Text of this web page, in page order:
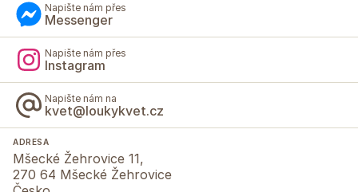
Napište nám přes
Messenger
Napište nám přes
Instagram
Napište nám na
kvet@loukykvet.cz
ADRESA
Mšecké Žehrovice 11,
270 64 Mšecké Žehrovice